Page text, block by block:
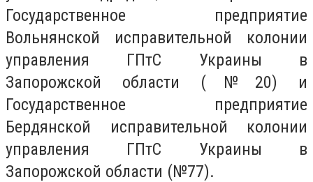
Государственное предприятие
Вольнянской исправительной колонии
управления ГПтС Украины в
Запорожской области (№20) и
Государственное предприятие
Бердянской исправительной колонии
управления ГПтС Украины в
Запорожской области (№77).